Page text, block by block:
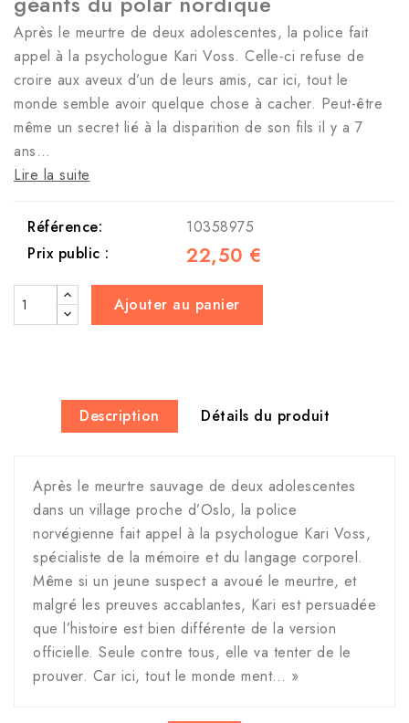
Après le meurtre de deux adolescentes, la police fait
appel à la psychologue Kari Voss. Celle-ci refuse de
croire aux aveux d’un de leurs amis, car ici, tout le
monde semble avoir quelque chose à cacher. Peut-être
même un secret lié à la disparition de son fils il y a 7
ans…
Lire la suite
Référence:
10358975
Prix public :
22,50 €
Ajouter au panier
Description Détails du produit
Après le meurtre sauvage de deux adolescentes
dans un village proche d’Oslo, la police
norvégienne fait appel à la psychologue Kari Voss,
spécialiste de la mémoire et du langage corporel.
Même si un jeune suspect a avoué le meurtre, et
malgré les preuves accablantes, Kari est persuadée
que l’histoire est bien différente de la version
officielle. Seule contre tous, elle va tenter de le
prouver. Car ici, tout le monde ment… »